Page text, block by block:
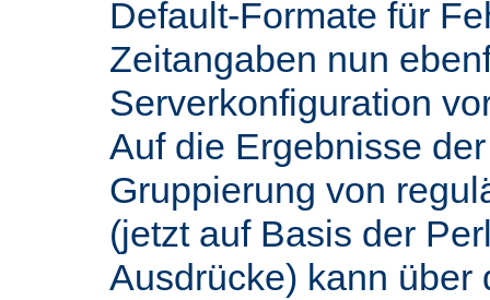
Default-Formate für
Zeitangaben nun
Serverkonfiguration
Auf die Ergebnisse
Gruppierung von
(jetzt auf Basis der
Ausdrücke) kann über